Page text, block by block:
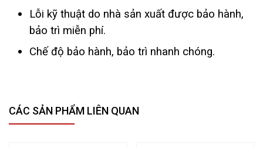
Lỗi kỹ thuật do nhà sản xuất được bảo hành,
bảo trì miễn phí.
Chế độ bảo hành, bảo trì nhanh chóng.
CÁC SẢN PHẨM LIÊN QUAN